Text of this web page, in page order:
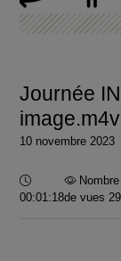
Journée
image.m4v
10 novembre 2023
Durée :
00:01:18
Nombre
de vues 29